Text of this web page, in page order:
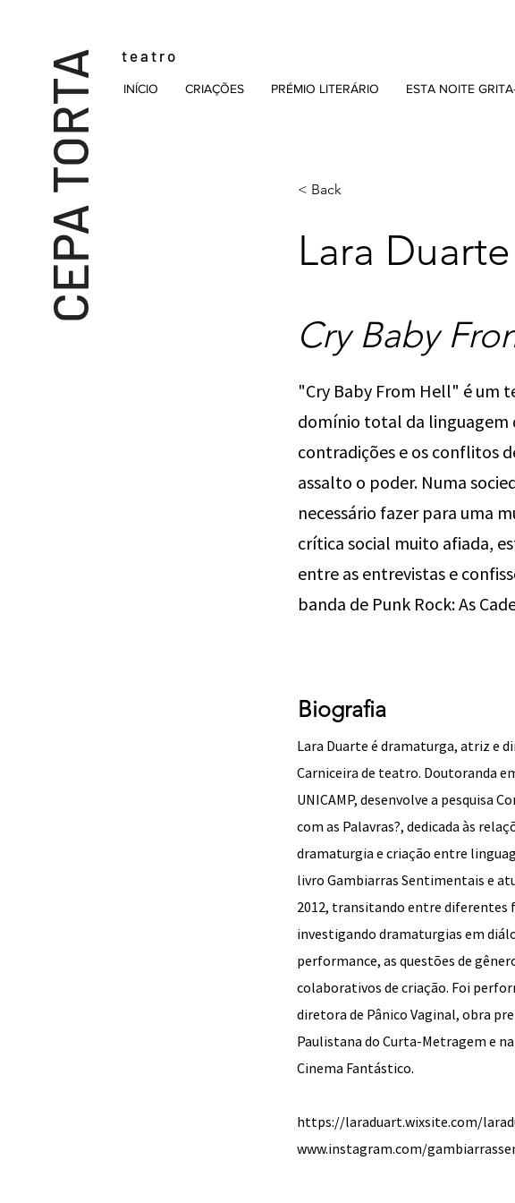
CEPA TORTA t e a t r o
INÍCIO CRIAÇÕES PRÉMIO LITERÁRIO ESTA NOITE
< Back
Lara Duarte
Cry Baby
"Cry Baby From Hell" é um
domínio total da linguagem
contradições e os conflitos
assalto o poder. Numa
necessário fazer para uma
crítica social muito afiada,
entre as entrevistas e
banda de Punk Rock: As
Biografia
Lara Duarte é dramaturga, atriz e
Carniceira de teatro. Doutoranda
UNICAMP, desenvolve a pesquisa
com as Palavras?, dedicada às
dramaturgia e criação entre
livro Gambiarras Sentimentais e
2012, transitando entre diferentes
investigando dramaturgias em
performance, as questões de
colaborativos de criação. Foi
diretora de Pânico Vaginal, obra
Paulistana do Curta-Metragem e na
Cinema Fantástico.
https://laraduart.wixsite.com/
www.instagram.com/